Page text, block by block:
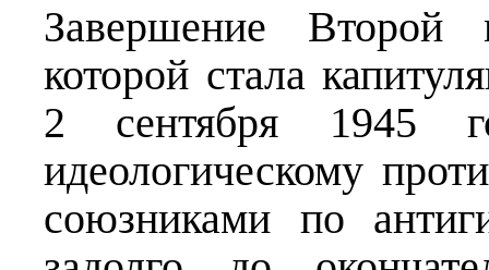
Завершение Второй
которой стала
2 сентября 1945
идеологическому
союзниками по